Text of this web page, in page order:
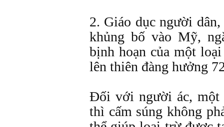
2. Giáo dục người
khủng bố vào Mỹ,
bịnh hoạn của một
lên thiên đàng hưởng
Đối với người ác, một
thì cấm súng không